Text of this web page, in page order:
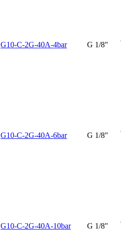
G10-C-2G-40A-4bar G 1/8"
G10-C-2G-40A-6bar G 1/8"
G10-C-2G-40A-10bar G 1/8"